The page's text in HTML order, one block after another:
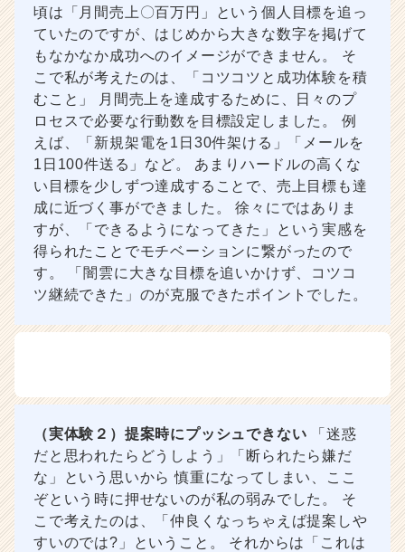
頃は「月間売上〇百万円」という個人目標を追っ
ていたのですが、はじめから大きな数字を掲げて
もなかなか成功へのイメージができません。 そ
こで私が考えたのは、「コツコツと成功体験を積
むこと」 月間売上を達成するために、日々のプ
ロセスで必要な行動数を目標設定しました。 例
えば、「新規架電を1日30件架ける」「メールを
1日100件送る」など。 あまりハードルの高くな
い目標を少しずつ達成することで、売上目標も達
成に近づく事ができました。 徐々にではありま
すが、「できるようになってきた」という実感を
得られたことでモチベーションに繋がったので
す。 「闇雲に大きな目標を追いかけず、コツコ
ツ継続できた」のが克服できたポイントでした。
（実体験２）提案時にプッシュできない 「迷惑
だと思われたらどうしよう」「断られたら嫌だ
な」という思いから 慎重になってしまい、ここ
ぞという時に押せないのが私の弱みでした。 そ
こで考えたのは、「仲良くなっちゃえば提案しや
すいのでは?」ということ。 それからは「これは